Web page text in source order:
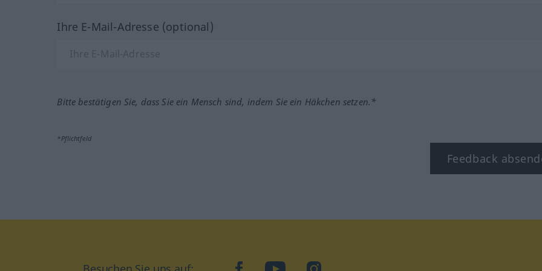
Ihre E-Mail-Adresse (optional)
Bitte bestätigen Sie, dass Sie ein Mensch sind, indem Sie ein Häkchen setzen.*
*Pflichtfeld
Feedback